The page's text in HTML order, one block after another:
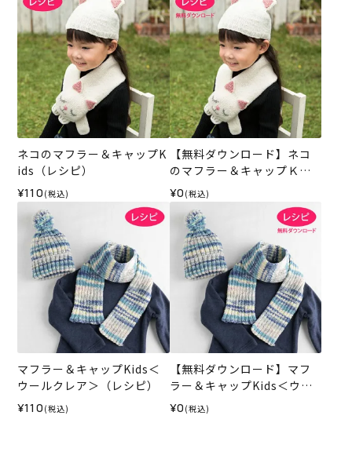
ネコのマフラー＆キャップK
ids（レシピ）
¥110 (税込)
【無料ダウンロード】ネコ
のマフラー＆キャップＫｉ
ｄｓ（レシピ）
¥0 (税込)
マフラー＆キャップKids＜
ウールクレア＞（レシピ）
¥110 (税込)
【無料ダウンロード】マフ
ラー＆キャップKids＜ウー
ルクレア＞（レシピ）
¥0 (税込)